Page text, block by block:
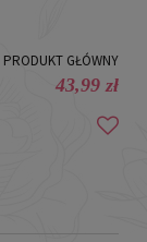
PRODUKT GŁÓWNY
43,99 zł